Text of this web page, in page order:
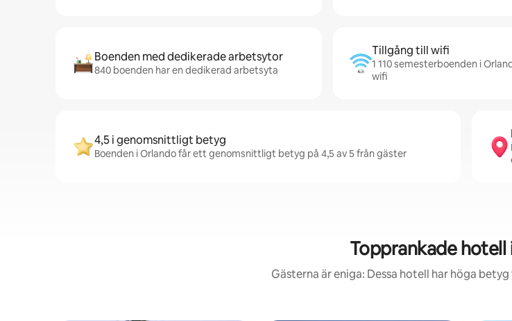
Boenden med dedikerade arbetsytor
840 boenden har en dedikerad arbetsyta
Tillgång till wifi
1 110 semesterboenden i
wifi
4,5 i genomsnittligt betyg
Boenden i Orlando får ett genomsnittligt betyg på 4,5 av 5 från gäster
Topprankade hotell
Gästerna är eniga: Dessa hotell har höga